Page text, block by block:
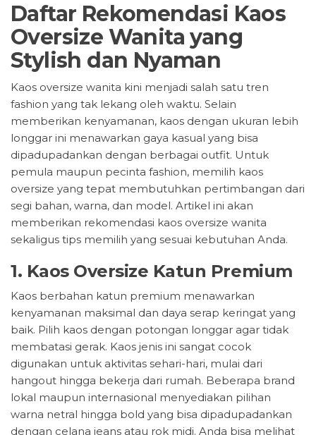
Daftar Rekomendasi Kaos
Oversize Wanita yang
Stylish dan Nyaman
Kaos oversize wanita kini menjadi salah satu tren
fashion yang tak lekang oleh waktu. Selain
memberikan kenyamanan, kaos dengan ukuran lebih
longgar ini menawarkan gaya kasual yang bisa
dipadupadankan dengan berbagai outfit. Untuk
pemula maupun pecinta fashion, memilih kaos
oversize yang tepat membutuhkan pertimbangan dari
segi bahan, warna, dan model. Artikel ini akan
memberikan rekomendasi kaos oversize wanita
sekaligus tips memilih yang sesuai kebutuhan Anda.
1. Kaos Oversize Katun Premium
Kaos berbahan katun premium menawarkan
kenyamanan maksimal dan daya serap keringat yang
baik. Pilih kaos dengan potongan longgar agar tidak
membatasi gerak. Kaos jenis ini sangat cocok
digunakan untuk aktivitas sehari-hari, mulai dari
hangout hingga bekerja dari rumah. Beberapa brand
lokal maupun internasional menyediakan pilihan
warna netral hingga bold yang bisa dipadupadankan
dengan celana jeans atau rok midi. Anda bisa melihat